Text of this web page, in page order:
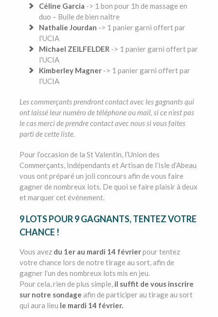
Céline Garcia -> 1 bon pour 1h de massage en
duo – Bulle de bien naître
Nathalie Jourdan -> 1 panier garni offert par
l’UCIA
Michael ZEILFELDER -> 1 panier garni offert par
l’UCIA
Kimberley Magner -> 1 panier garni offert par
l’UCIA
Les commerçants prendront contact avec les gagnants qui
ont laissé leur numéro de téléphone ou mail, si ce n’est pas
le cas merci de prendre contact avec nous si vous faites
parti de cette liste.
Pour l’occasion de la St Valentin, l’Union des
Commerçants, Indépendants et Artisan de l’Isle d’Abeau
vous ont préparé un joli concours afin de vous faire
gagner de nombreux lots. De quoi se faire plaisir à deux
et marquer cet événement.
9 LOTS POUR 9 GAGNANTS, TENTEZ VOTRE
CHANCE !
Vous avez du 1er au mardi 14 févrierpour tentez
votre chance lors de notre tirage au sort, afin de
gagner l’un des nombreux lots mis en jeu.
Pour cela, rien de plus simple, il suffit de vous inscrire
sur notre sondage afin de participer au tirage au sort
qui aura lieu le mardi 14 février.